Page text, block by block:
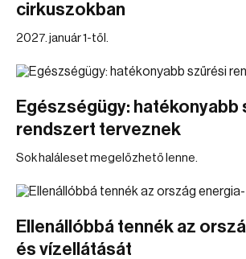
cirkuszokban
2027. január 1-től.
Egészségügy: hatékonyabb
rendszert terveznek
Sok haláleset megelőzhető lenne.
Ellenállóbbá tennék az
és vízellátását